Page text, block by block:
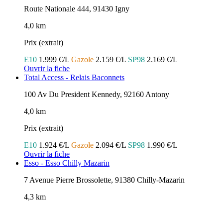
Route Nationale 444, 91430 Igny
4,0 km
Prix (extrait)
E10 1.999 €/L Gazole 2.159 €/L SP98 2.169 €/L
Ouvrir la fiche
Total Access - Relais Baconnets
100 Av Du President Kennedy, 92160 Antony
4,0 km
Prix (extrait)
E10 1.924 €/L Gazole 2.094 €/L SP98 1.990 €/L
Ouvrir la fiche
Esso - Esso Chilly Mazarin
7 Avenue Pierre Brossolette, 91380 Chilly-Mazarin
4,3 km